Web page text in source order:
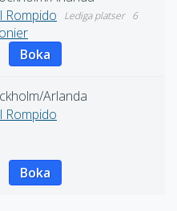
Rompido
6
Boka
Arlanda
Rompido
Boka